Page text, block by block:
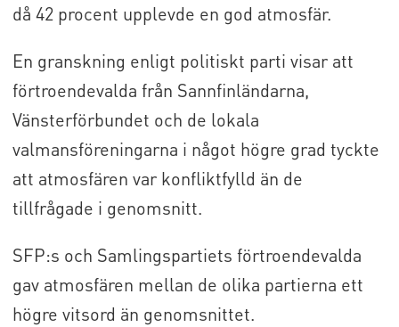
då 42 procent upplevde en god atmosfär.
En granskning enligt politiskt parti visar att
förtroendevalda från Sannfinländarna,
Vänsterförbundet och de lokala
valmansföreningarna i något högre grad tyckte
att atmosfären var konfliktfylld än de
tillfrågade i genomsnitt.
SFP:s och Samlingspartiets förtroendevalda
gav atmosfären mellan de olika partierna ett
högre vitsord än genomsnittet.